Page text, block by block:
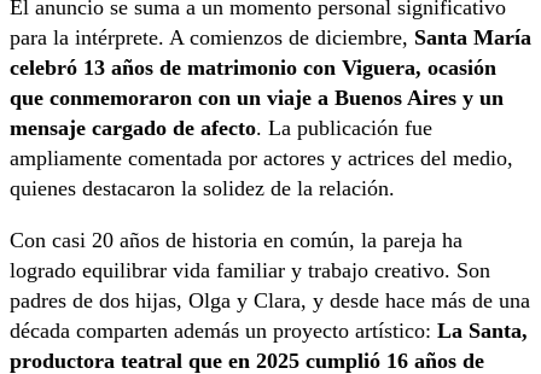
El anuncio se suma a un momento personal significativo
para la intérprete. A comienzos de diciembre, Santa María
celebró 13 años de matrimonio con Viguera, ocasión
que conmemoraron con un viaje a Buenos Aires y un
mensaje cargado de afecto. La publicación fue
ampliamente comentada por actores y actrices del medio,
quienes destacaron la solidez de la relación.
Con casi 20 años de historia en común, la pareja ha
logrado equilibrar vida familiar y trabajo creativo. Son
padres de dos hijas, Olga y Clara, y desde hace más de una
década comparten además un proyecto artístico: La Santa,
productora teatral que en 2025 cumplió 16 años de